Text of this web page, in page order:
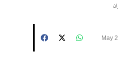
May